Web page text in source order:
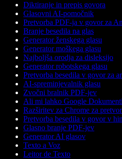
Diktiranje in prepis govora
Glasovni AI-pomočnik
Pretvorba PDF-ja v govor za
Branje besedila na glas
Generator ženskega glasu
Generator moškega glasu
Najboljša orodja za disleksijo
Generator robotskega glasu
Pretvorba besedila v govor za
AI-spreminjevalnik glasu
Zvočni bralnik PDF-jev
Ali mi lahko Google
Razširitev za Chrome za
Pretvorba besedila v govor v
Glasno branje PDF-jev
Generator AI glasov
Texto a Voz
Leitor de Texto